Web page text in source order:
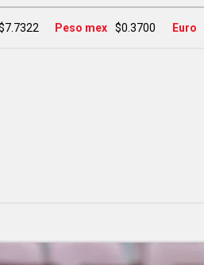
Peso mex $0.3700 Euro